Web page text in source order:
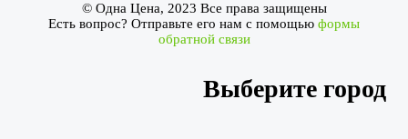
© Одна Цена, 2023 Все права защищены
Есть вопрос? Отправьте его нам с помощью формы
обратной связи
Выберите город